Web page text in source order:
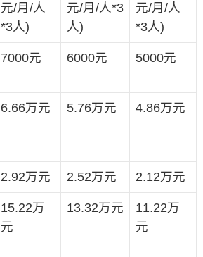
元/月/人
*3人)
元/月/人*3
人)
元/月/人
*3人)
7000元 6000元 5000元
6.66万元 5.76万元 4.86万元
2.92万元 2.52万元 2.12万元
15.22万
元
13.32万元
11.22万
元